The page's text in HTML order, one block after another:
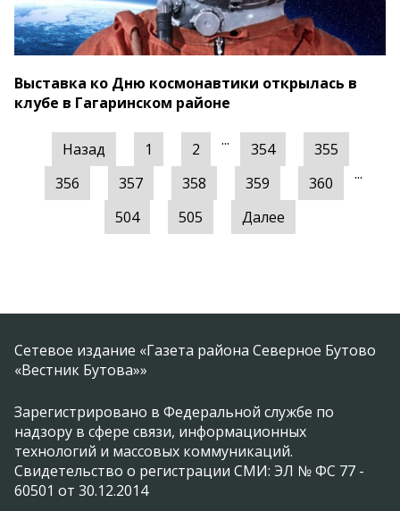
Выставка ко Дню космонавтики открылась в
клубе в Гагаринском районе
Назад 1 2 ... 354
355
356
357 358 359 360 ...
504 505 Далее
Сетевое издание «Газета района Северное Бутово
«Вестник Бутова»»
Зарегистрировано в Федеральной службе по
надзору в сфере связи, информационных
технологий и массовых коммуникаций.
Свидетельство о регистрации СМИ: ЭЛ № ФС 77 -
60501 от 30.12.2014